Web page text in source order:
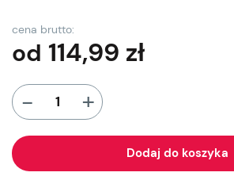
cena brutto:
od 114,99 zł
- +
Dodaj do koszyka